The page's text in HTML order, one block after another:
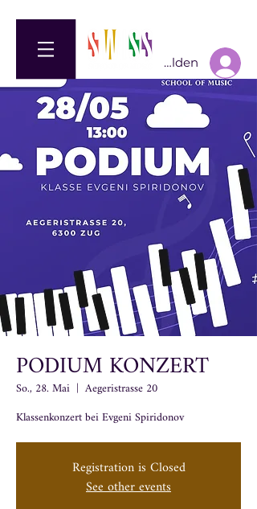
Anmelden
PODIUM KONZERT
So., 28. Mai
  |
Aegeristrasse 20
Klassenkonzert bei Evgeni Spiridonov
Registration is Closed
See other events